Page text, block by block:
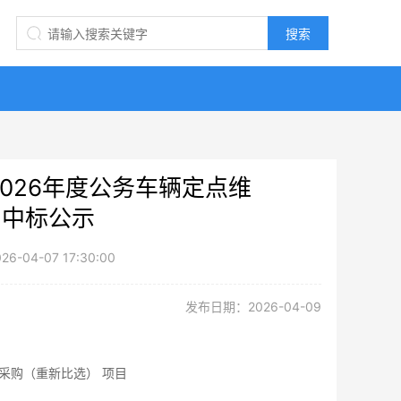
年度公务车辆定点维
标公示
04-07 17:30:00
发布日期：2026-04-09
购（重新比选） 项目